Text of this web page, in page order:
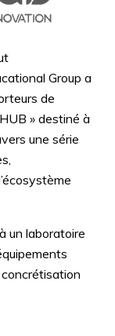
Group a
de
» destiné à
une série
un laboratoire